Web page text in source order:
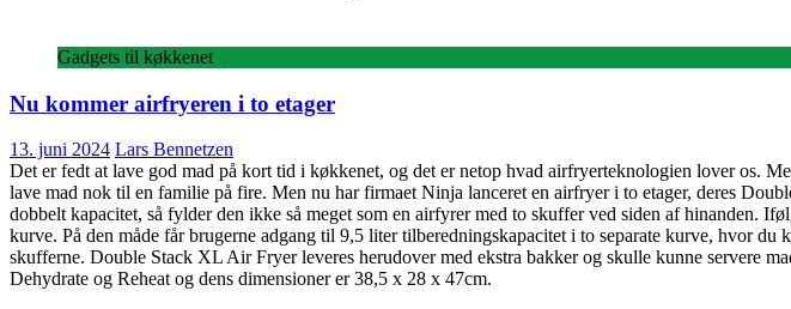
Gadgets til køkkenet
Nu kommer airfryeren i to etager
13. juni 2024 Lars Bennetzen
Det er fedt at lave god mad på kort tid i køkkenet, og det er netop hvad airfryerteknologien lover os.
lave mad nok til en familie på fire. Men nu har firmaet Ninja lanceret en airfryer i to etager, deres
dobbelt kapacitet, så fylder den ikke så meget som en airfyrer med to skuffer ved siden af hinanden.
kurve. På den måde får brugerne adgang til 9,5 liter tilberedningskapacitet i to separate kurve, hvor
skufferne. Double Stack XL Air Fryer leveres herudover med ekstra bakker og skulle kunne servere
Dehydrate og Reheat og dens dimensioner er 38,5 x 28 x 47cm.